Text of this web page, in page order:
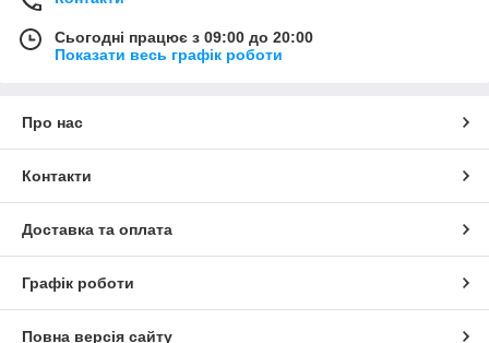
Сьогодні працює з 09:00 до 20:00
Показати весь графік роботи
Про нас
Контакти
Доставка та оплата
Графік роботи
Повна версія сайту